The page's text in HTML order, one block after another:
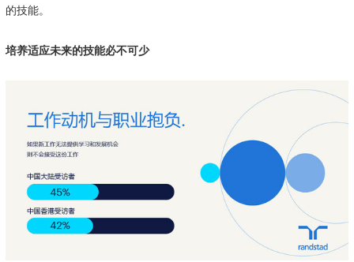
的技能。
培养适应未来的技能必不可少